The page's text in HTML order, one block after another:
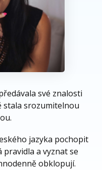
své znalosti
stala srozumitelnou
jazyka pochopit
a vyznat se
obklopují.